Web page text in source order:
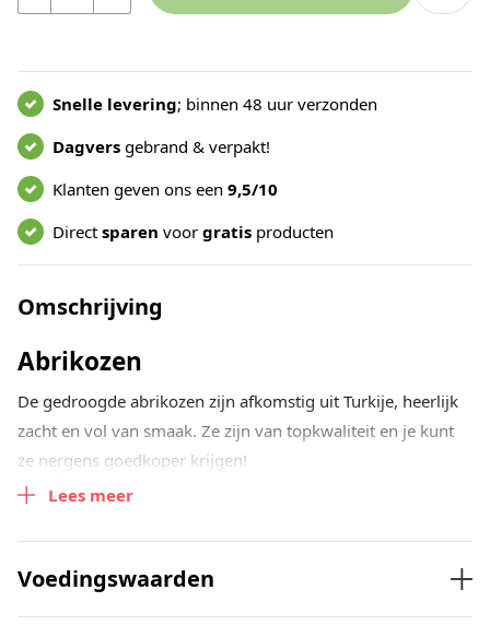
Snelle levering; binnen 48 uur verzonden
Dagvers gebrand & verpakt!
Klanten geven ons een 9,5/10
Direct sparen voor gratis producten
Omschrijving
Abrikozen
De gedroogde abrikozen zijn afkomstig uit Turkije, heerlijk
zacht en vol van smaak. Ze zijn van topkwaliteit en je kunt
ze nergens goedkoper krijgen!
Gedroogde abrikozen zijn heerlijk bij gerechten met rijst,
zoals couscous. Je kunt ze natuurlijk ook gebruiken in je
zuivelontbijtje met wat verse noten of er lekkere koekjes of
muffins mee bakken!
Lees meer
Voedingswaarden